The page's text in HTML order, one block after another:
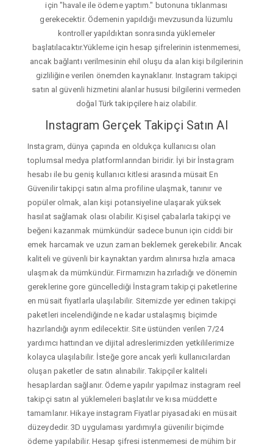
için "havale ile ödeme yaptım." butonuna tıklanması
gerekecektir. Ödemenin yapıldığı mevzusunda lüzumlu
kontroller yapıldıktan sonrasında yüklemeler
başlatılacaktır.Yükleme için hesap şifrelerinin istenmemesi,
ancak bağlantı verilmesinin ehil oluşu da alan kişi bilgilerinin
gizliliğine verilen önemden kaynaklanır. Instagram takipçi
satın al güvenli hizmetini alanlar hususi bilgilerini vermeden
doğal Türk takipçilere haiz olabilir.
Instagram Gerçek Takipçi Satın Al
Instagram, dünya çapında en oldukça kullanıcısı olan
toplumsal medya platformlarından biridir. İyi bir İnstagram
hesabı ile bu geniş kullanıcı kitlesi arasında müsait En
Güvenilir takipçi satın alma profiline ulaşmak, tanınır ve
popüler olmak, alan kişi potansiyeline ulaşarak yüksek
hasılat sağlamak olası olabilir. Kişisel çabalarla takipçi ve
beğeni kazanmak mümkündür sadece bunun için ciddi bir
emek harcamak ve uzun zaman beklemek gerekebilir. Ancak
kaliteli ve güvenli bir kaynaktan yardım alınırsa hızla amaca
ulaşmak da mümkündür. Firmamızın hazırladığı ve dönemin
gereklerine gore güncellediği İnstagram takipçi paketlerine
en müsait fiyatlarla ulaşılabilir. Sitemizde yer edinen takipçi
paketleri incelendiğinde ne kadar ustalaşmış biçimde
hazırlandığı ayrım edilecektir. Site üstünden verilen 7/24
yardımcı hattından ve dijital adreslerimizden yetkililerimize
kolayca ulaşılabilir. İsteğe gore ancak yerli kullanıcılardan
oluşan paketler de satın alınabilir. Takipçiler kaliteli
hesaplardan sağlanır. Ödeme yapılır yapılmaz instagram reel
takipçi satın al yüklemeleri başlatılır ve kısa müddette
tamamlanır. Hikaye instagram Fiyatlar piyasadaki en müsait
düzeydedir. 3D uygulaması yardımıyla güvenilir biçimde
ödeme yapılabilir. Hesap şifresi istenmemesi de mühim bir